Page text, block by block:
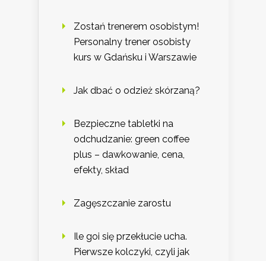
Zostań trenerem osobistym!
Personalny trener osobisty
kurs w Gdańsku i Warszawie
Jak dbać o odzież skórzaną?
Bezpieczne tabletki na
odchudzanie: green coffee
plus – dawkowanie, cena,
efekty, skład
Zagęszczanie zarostu
Ile goi się przekłucie ucha.
Pierwsze kolczyki, czyli jak